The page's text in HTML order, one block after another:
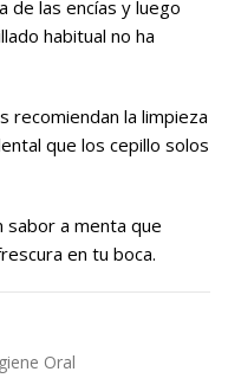
de las encías y luego
habitual no ha
recomiendan la limpieza
que los cepillo solos
sabor a menta que
en tu boca.
Oral